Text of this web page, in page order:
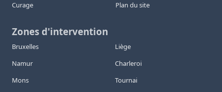
Curage
Plan du site
Zones d'intervention
Bruxelles
Liège
Namur
Charleroi
Mons
Tournai